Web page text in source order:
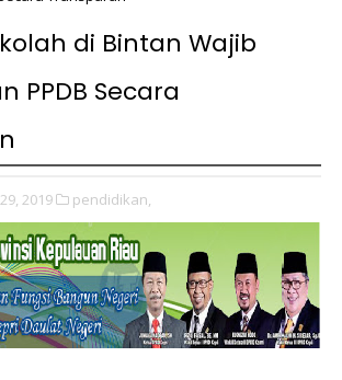
di Bintan Wajib
PPDB Secara
2019 pendidikan,